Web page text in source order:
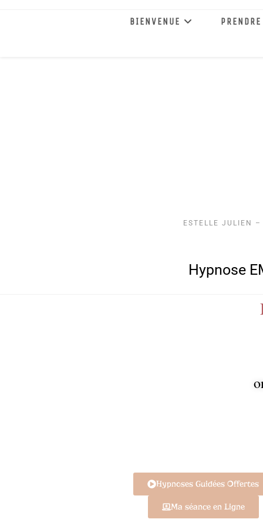
BIENVENUE
ESTELLE JULIEN
Hypnose
Hypnoses Guidées Offertes
Ma séance en Ligne